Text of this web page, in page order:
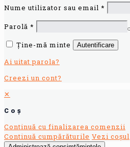
Nume utilizator sau email *
Parolă *
Ține-mă minte
Autentificare
Ai uitat parola?
Creezi un cont?
✕
Coș
Continuă cu finalizarea comenzii
Continuă cumpărăturile Vezi coșul